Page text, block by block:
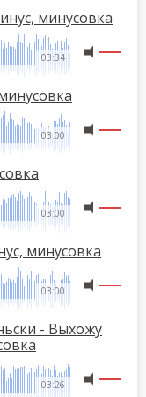
минусовка
03:34
03:00
03:00
минусовка
03:00
- Выхожу
03:26